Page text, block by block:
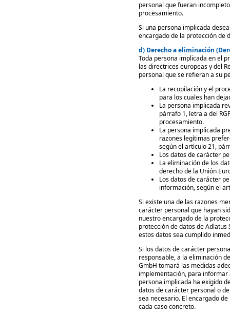
personal que fueran
procesamiento.
Si una persona implicada
encargado de la protección de
d) Derecho a eliminación
Toda persona implicada en el
las directrices europeas y del
personal que se refieran a su
La recopilación y el
para los cuales han
La persona implicada
párrafo 1, letra a del
procesamiento.
La persona implicada
razones legítimas
según el artículo 21,
Los datos de carácter
La eliminación de los
derecho de la Unión
Los datos de carácter
información, según el
Si existe una de las razones
carácter personal que hayan
nuestro encargado de la
protección de datos de
estos datos sea cumplido
Si los datos de carácter
responsable, a la eliminación
GmbH tomará las medidas
implementación, para informar
persona implicada ha exigido
datos de carácter personal o
sea necesario. El encargado
cada caso concreto.